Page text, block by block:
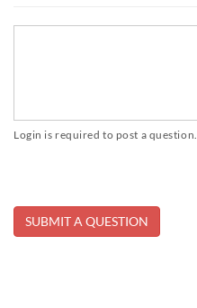
Login is required to post a question.